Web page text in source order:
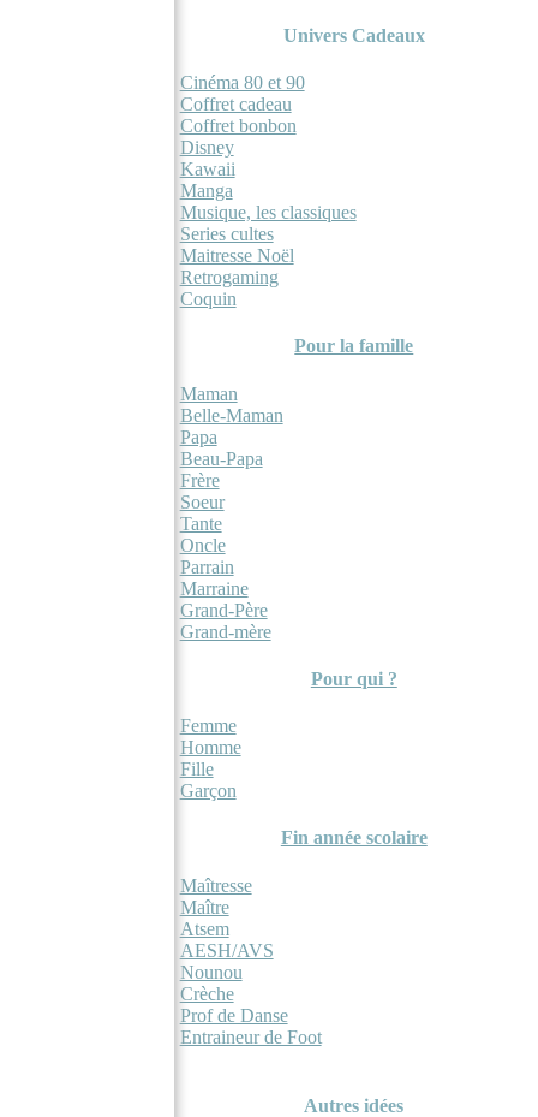
Univers Cadeaux
Cinéma 80 et 90
Coffret cadeau
Coffret bonbon
Disney
Kawaii
Manga
Musique, les classiques
Series cultes
Maitresse Noël
Retrogaming
Coquin
Pour la famille
Maman
Belle-Maman
Papa
Beau-Papa
Frère
Soeur
Tante
Oncle
Parrain
Marraine
Grand-Père
Grand-mère
Pour qui ?
Femme
Homme
Fille
Garçon
Fin année scolaire
Maîtresse
Maître
Atsem
AESH/AVS
Nounou
Crèche
Prof de Danse
Entraineur de Foot
Autres idées